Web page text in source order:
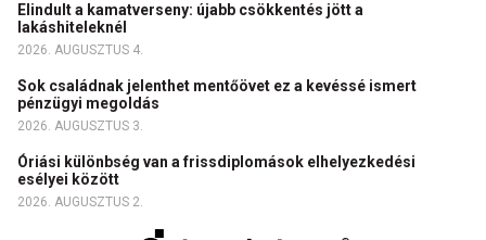
Elindult a kamatverseny: újabb csökkentés jött a
lakáshiteleknél
2026. AUGUSZTUS 4.
Sok családnak jelenthet mentőövet ez a kevéssé ismert
pénzügyi megoldás
2026. AUGUSZTUS 3.
Óriási különbség van a frissdiplomások elhelyezkedési
esélyei között
2026. AUGUSZTUS 2.